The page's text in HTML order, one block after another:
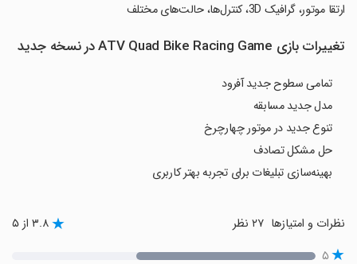
ارتقا موتور، گرافیک 3D، کنترل‌ها، حالت‌های مختلف
تغییرات بازی ATV Quad Bike Racing Game در نسخه جدید
تمامی سطوح جدید آفرود
مدل جدید مسابقه
تنوع جدید در موتور چهارچرخ
حل مشکل تصادف
بهینه‌سازی تبلیغات برای تجربه بهتر کاربری
نظرات و امتیازها ۳.۸ از ۵
۵